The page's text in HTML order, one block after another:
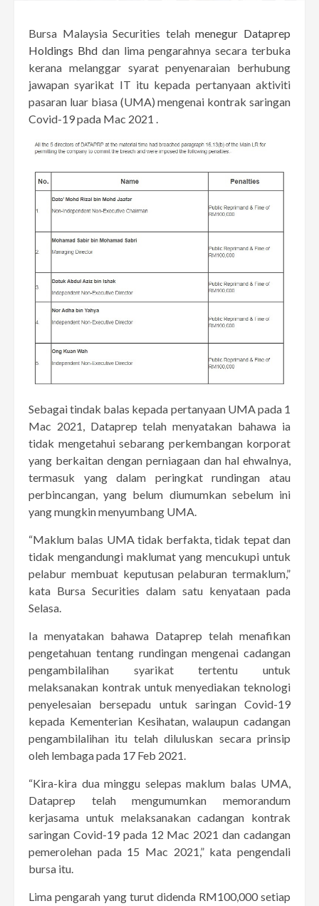
Bursa Malaysia Securities telahmenegur Dataprep
Holdings Bhd dan lima pengarahnya secara terbuka
kerana melanggar syarat penyenaraian berhubung
jawapan syarikat IT itu kepada pertanyaan aktiviti
pasaran luar biasa (UMA) mengenai kontrak saringan
Covid-19 pada Mac 2021 .
Sebagai tindak balas kepada pertanyaan UMA pada 1
Mac 2021, Dataprep telah menyatakan bahawa ia
tidak mengetahui sebarang perkembangan korporat
yang berkaitan dengan perniagaan dan hal ehwalnya,
termasuk yang dalam peringkat rundingan atau
perbincangan, yang belum diumumkan sebelum ini
yang mungkin menyumbang UMA.
“Maklum balas UMA tidak berfakta, tidak tepat dan
tidak mengandungi maklumat yang mencukupi untuk
pelabur membuat keputusan pelaburan termaklum,”
kata Bursa Securities dalam satu kenyataan pada
Selasa.
Ia menyatakan bahawa Dataprep telah menafikan
pengetahuan tentang rundingan mengenai cadangan
pengambilalihan syarikat tertentu untuk
melaksanakan kontrak untuk menyediakan teknologi
penyelesaian bersepadu untuk saringan Covid-19
kepada Kementerian Kesihatan, walaupun cadangan
pengambilalihan itu telah diluluskan secara prinsip
oleh lembaga pada 17 Feb 2021.
“Kira-kira dua minggu selepas maklum balas UMA,
Dataprep telah mengumumkan memorandum
kerjasama untuk melaksanakan cadangan kontrak
saringan Covid-19 pada 12 Mac 2021 dan cadangan
pemerolehan pada 15 Mac 2021,” kata pengendali
bursa itu.
Lima pengarah yang turut didenda RM100,000 setiap